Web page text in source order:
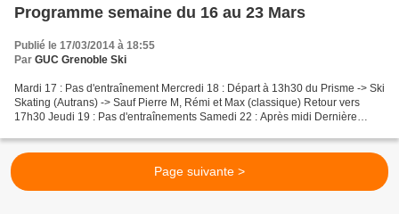
Programme semaine du 16 au 23 Mars
Publié le 17/03/2014 à 18:55
Par GUC Grenoble Ski
Mardi 17 : Pas d'entraînement Mercredi 18 : Départ à 13h30 du Prisme -> Ski
Skating (Autrans) -> Sauf Pierre M, Rémi et Max (classique) Retour vers
17h30 Jeudi 19 : Pas d'entraînements Samedi 22 : Après midi Dernière
Page suivante >